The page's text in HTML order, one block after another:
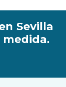
Sevilla